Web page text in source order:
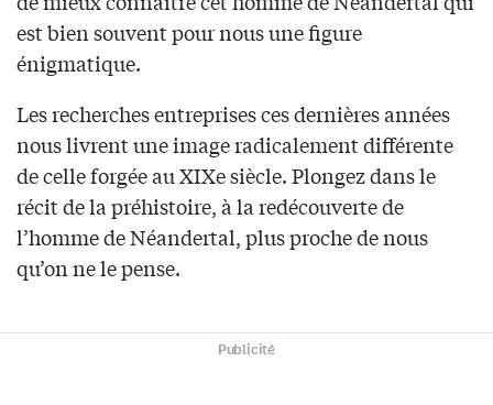
est bien souvent pour nous une figure
énigmatique.
Les recherches entreprises ces dernières années
nous livrent une image radicalement différente
de celle forgée au XIXe siècle. Plongez dans le
récit de la préhistoire, à la redécouverte de
l’homme de Néandertal, plus proche de nous
qu’on ne le pense.
Publicité